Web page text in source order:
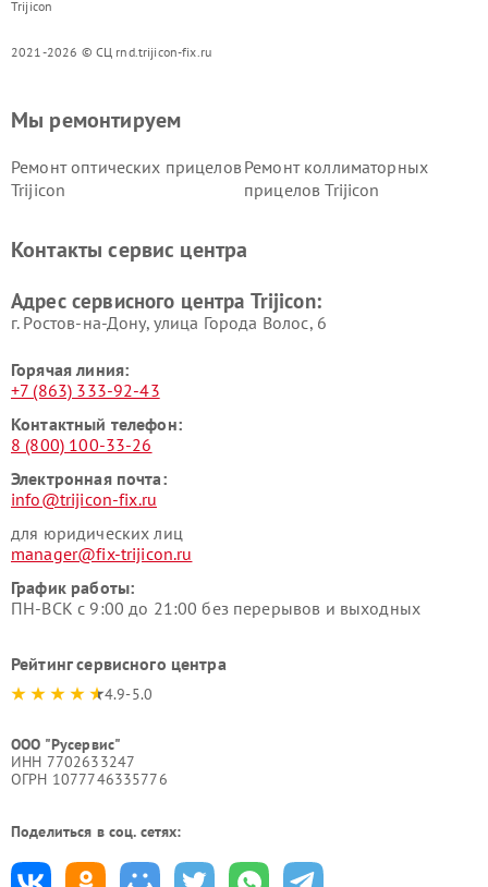
Trijicon
2021-2026 © СЦ rnd.trijicon-fix.ru
Мы ремонтируем
Ремонт оптических прицелов
Trijicon
Ремонт коллиматорных
прицелов Trijicon
Контакты сервис центра
Адрес сервисного центра Trijicon:
г. Ростов-на-Дону, улица Города Волос, 6
Горячая линия:
+7 (863) 333-92-43
Контактный телефон:
8 (800) 100-33-26
Электронная почта:
info@trijicon-fix.ru
для юридических лиц
manager@fix-trijicon.ru
График работы:
ПН-ВСК с 9:00 до 21:00 без перерывов и выходных
Рейтинг сервисного центра
4.9-5.0
ООО "Русервис"
ИНН 7702633247
ОГРН 1077746335776
Поделиться в соц. сетях: